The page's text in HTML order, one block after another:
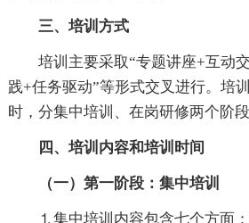
三、培训方式
培训主要采取“专题讲座+互动
践+任务驱动”等形式交叉进行。培
时，分集中培训、在岗研修两个阶段
四、培训内容和培训时间
（一）第一阶段：集中培训
⒈集中培训内容包含七个方面